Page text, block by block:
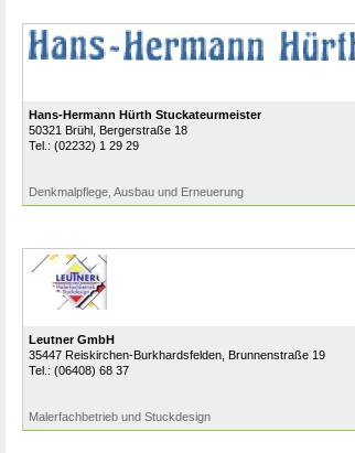
Hans-Hermann Hürth Stuckateurmeister
50321 Brühl, Bergerstraße 18
Tel.: (02232) 1 29 29
Denkmalpflege, Ausbau und Erneuerung
Leutner GmbH
35447 Reiskirchen-Burkhardsfelden, Brunnenstraße 19
Tel.: (06408) 68 37
Malerfachbetrieb und Stuckdesign